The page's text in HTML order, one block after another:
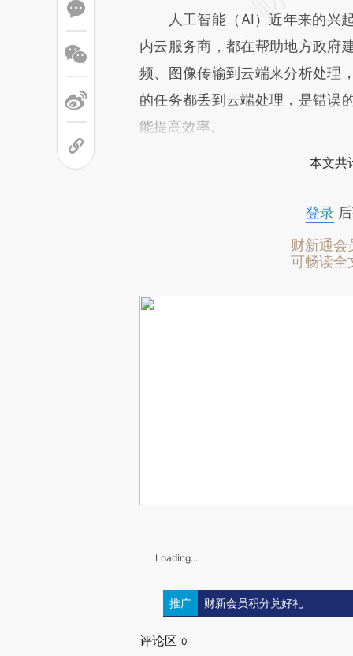
人工智能（AI）近年来的兴起
内云服务商，都在帮助地方政府
频、图像传输到云端来分析处理
的任务都丢到云端处理，是错误
能提高效率。
本文共
登录后
财新通会
可畅读全
Loading...
推广 财新会员积分兑好礼
评论区 0